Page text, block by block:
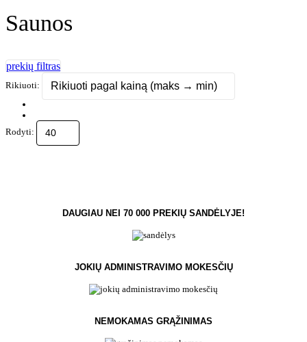
Saunos
Rikiuoti:
Rodyti:
DAUGIAU NEI 70 000 PREKIŲ SANDĖLYJE!
JOKIŲ ADMINISTRAVIMO MOKESČIŲ
NEMOKAMAS GRĄŽINIMAS